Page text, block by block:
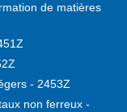
de matières
- 2453Z
non ferreux -